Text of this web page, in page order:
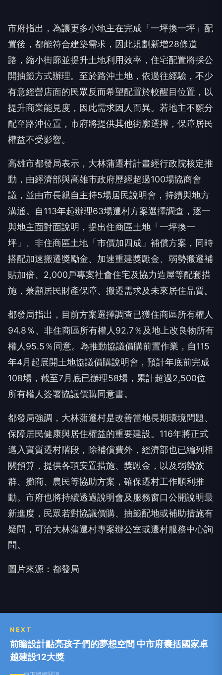
市府指出，為讓更多小地主在完成「一坪換一坪」配
置後，都能符合建築需求，因此規劃新增28條道
路，縮小街廓並提升土地利用效率，住宅配置將採公
開抽籤方式辦理。至於路沖土地，依過往經驗，不少
有意經營店面的民眾反而希望配置於較醒目位置，以
提升商業能見度，因此需求因人而異。若地主不願分
配至路沖位置，市府將提供其他街廓選擇，保障居民
權益不受影響。
高雄市都發局表示，大林蒲遷村計畫經行政院核定推
動，由經濟部與高雄市政府歷經超過100場協商會
議，並由市長親自主持5場居民說明會，持續與地方
溝通。自113年起辦理63場遷村方案選擇調查，逐一
與地主面對面說明，提出住商區土地「一坪換一
坪」、非住商區土地「市價加四成」補償方案，同時
搭配加速搬遷獎勵金、加速重建獎勵金、弱勢搬遷補
貼加倍、2,000戶專案社會住宅及協力造屋等配套措
施，兼顧居民財產保障、搬遷需求及未來居住品質。
都發局指出，目前方案選擇調查已獲住商區所有權人
94.8％、非住商區所有權人92.7％及地上改良物所有
權人95.5％同意。為推動協議價購前置作業，自115
年4月起展開土地協議價購說明會，預計年底前完成
108場，截至7月底已辦理58場，累計超過2,500位
所有權人簽署協議價購同意書。
都發局強調，大林蒲遷村是改善當地長期環境問題、
保障居民健康與居住權益的重要建設。116年將正式
邁入實質遷村階段，除補償費外，經濟部也已編列相
關預算，提供各項安置措施、獎勵金，以及弱勢族
群、攤商、農民等協助方案，確保遷村工作順利推
動。市府也將持續透過說明會及服務窗口公開說明最
新進度，民眾若對協議價購、抽籤配地或補助措施有
疑問，可洽大林蒲遷村專案辦公室或遷村服務中心詢
問。
圖片來源：都發局
NEXT
前瞻設計點亮孩子們的夢想空間 中市府囊括國家卓
越建設12大獎